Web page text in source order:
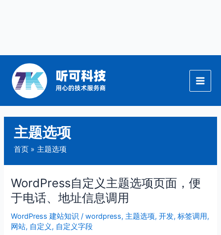
主题选项
首页 主题选项
WordPress自定义主题选项页面，便
于电话、地址信息调用
WordPress 建站知识 /wordpress, 主题选项,开发,标签调用,
网站, 自定义, 自定义字段
WordPress
自
定
义
主